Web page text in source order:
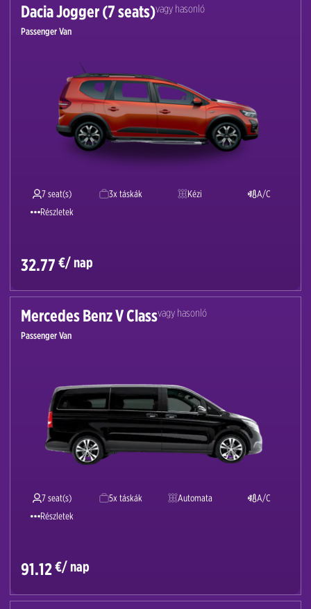
Dacia Jogger (7 seats)vagy hasonló
Passenger Van
7 seat(s) 3x táskák Kézi
A/C
Részletek
32.77 €/ nap
Mercedes Benz V Classvagy hasonló
Passenger Van
7 seat(s) 5x táskák Automata
A/C
Részletek
91.12€/ nap